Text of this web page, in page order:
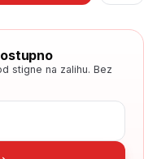
stigne na zalihu. Bez